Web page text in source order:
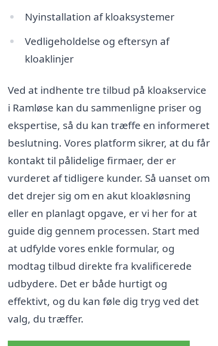
Nyinstallation af kloaksystemer
Vedligeholdelse og eftersyn af
kloaklinjer
Ved at indhente tre tilbud på kloakservice
i Ramløse kan du sammenligne priser og
ekspertise, så du kan træffe en informeret
beslutning. Vores platform sikrer, at du får
kontakt til pålidelige firmaer, der er
vurderet af tidligere kunder. Så uanset om
det drejer sig om en akut kloakløsning
eller en planlagt opgave, er vi her for at
guide dig gennem processen. Start med
at udfylde vores enkle formular, og
modtag tilbud direkte fra kvalificerede
udbydere. Det er både hurtigt og
effektivt, og du kan føle dig tryg ved det
valg, du træffer.